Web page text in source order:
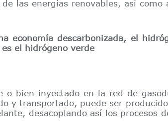
las energías renovables, así como
economía descarbonizada, el
el hidrógeno verde
o bien inyectado en la red de
y transportado, puede ser
desacoplando así los procesos